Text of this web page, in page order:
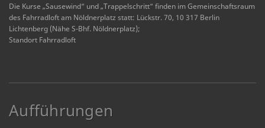
Die Kurse „Sausewind“ und „Trappelschritt“ finden im Gemeinschaftsraum
des Fahrradloft am Nöldnerplatz statt: Lückstr. 70, 10 317 Berlin
Lichtenberg (Nähe S-Bhf. Nöldnerplatz);
Standort Fahrradloft
Aufführungen